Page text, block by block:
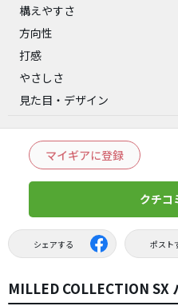
構えやすさ
方向性
打感
やさしさ
見た目・デザイン
マイギアに登録
クチコ
シェアする ポスト
MILLED COLLECTION SX